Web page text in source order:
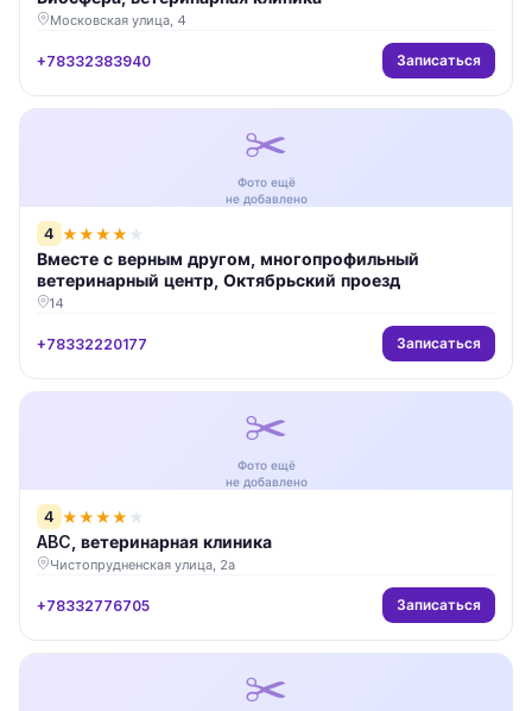
Московская улица, 4
+78332383940 Записаться
✂️
Фото ещё
не добавлено
4 ★★★★ ★
Вместе с верным другом, многопрофильный
ветеринарный центр, Октябрьский проезд
14
+78332220177 Записаться
✂️
Фото ещё
не добавлено
4 ★★★★ ★
ABC, ветеринарная клиника
Чистопрудненская улица, 2а
+78332776705 Записаться
✂️